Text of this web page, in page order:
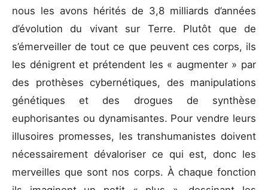
nous les avons hérités de 3,8 milliards d’années
d’évolution du vivant sur Terre. Plutôt que de
s’émerveiller de tout ce que peuvent ces corps, ils
les dénigrent et prétendent les « augmenter » par
des prothèses cybernétiques, des manipulations
génétiques et des drogues de synthèse
euphorisantes ou dynamisantes. Pour vendre leurs
illusoires promesses, les transhumanistes doivent
nécessairement dévaloriser ce qui est, donc les
merveilles que sont nos corps. À chaque fonction